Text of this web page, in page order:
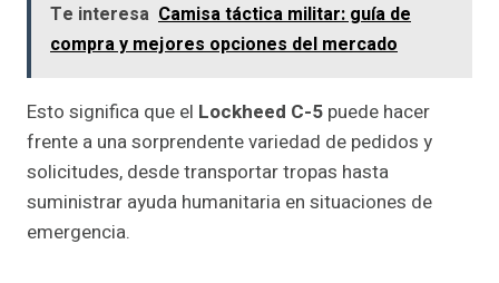
Te interesa Camisa táctica militar: guía de
compra y mejores opciones del mercado
Esto significa que el Lockheed C-5 puede hacer
frente a una sorprendente variedad de pedidos y
solicitudes, desde transportar tropas hasta
suministrar ayuda humanitaria en situaciones de
emergencia.